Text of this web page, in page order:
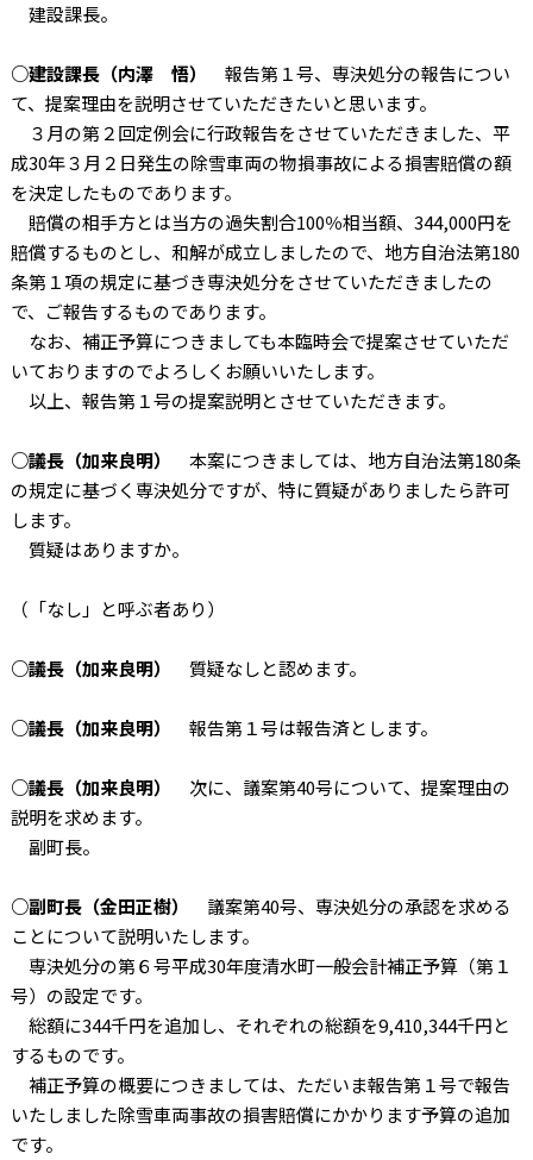
建設課長。
○建設課長（内澤 悟）
報告第１号、専決処分の報告につい
て、提案理由を説明させていただきたいと思います。
３月の第２回定例会に行政報告をさせていただきました、平
成30年３月２日発生の除雪車両の物損事故による損害賠償の額
を決定したものであります。
賠償の相手方とは当方の過失割合100％相当額、344,000円を
賠償するものとし、和解が成立しましたので、地方自治法第180
条第１項の規定に基づき専決処分をさせていただきましたの
で、ご報告するものであります。
なお、補正予算につきましても本臨時会で提案させていただ
いておりますのでよろしくお願いいたします。
以上、報告第１号の提案説明とさせていただきます。
○議長（加来良明）
本案につきましては、地方自治法第180条
の規定に基づく専決処分ですが、特に質疑がありましたら許可
します。
質疑はありますか。
（「なし」と呼ぶ者あり）
○議長（加来良明） 質疑なしと認めます。
○議長（加来良明） 報告第１号は報告済とします。
○議長（加来良明）
次に、議案第40号について、提案理由の
説明を求めます。
副町長。
○副町長（金田正樹）
議案第40号、専決処分の承認を求める
ことについて説明いたします。
専決処分の第６号平成30年度清水町一般会計補正予算（第１
号）の設定です。
総額に344千円を追加し、それぞれの総額を9,410,344千円と
するものです。
補正予算の概要につきましては、ただいま報告第１号で報告
いたしました除雪車両事故の損害賠償にかかります予算の追加
です。